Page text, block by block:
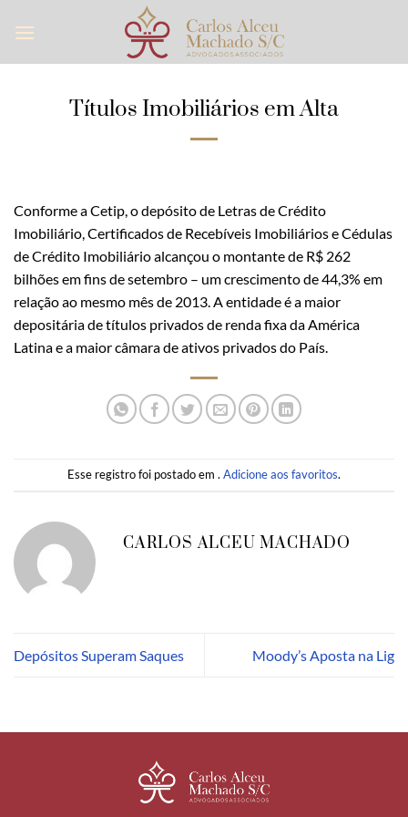
Títulos Imobiliários em Alta
Conforme a Cetip, o depósito de Letras de Crédito
Imobiliário, Certificados de Recebíveis Imobiliários e Cédulas
de Crédito Imobiliário alcançou o montante de R$ 262
bilhões em fins de setembro – um crescimento de 44,3% em
relação ao mesmo mês de 2013. A entidade é a maior
depositária de títulos privados de renda fixa da América
Latina e a maior câmara de ativos privados do País.
Esse registro foi postado em . Adicione aos favoritos.
CARLOS ALCEU MACHADO
Depósitos Superam Saques Moody’s Aposta na Lig